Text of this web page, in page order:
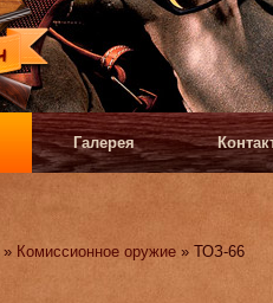
Галерея
» Комиссионное оружие » ТОЗ-66